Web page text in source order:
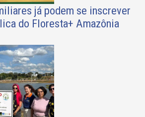
já podem se inscrever
do Floresta+ Amazônia